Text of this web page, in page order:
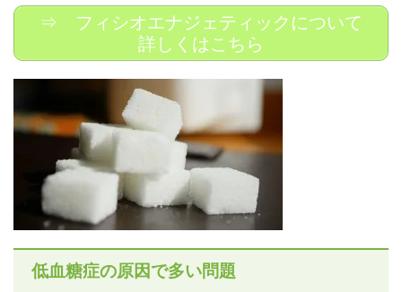
⇒ フィシオエナジェティックについて
詳しくはこちら
低血糖症の原因で多い問題